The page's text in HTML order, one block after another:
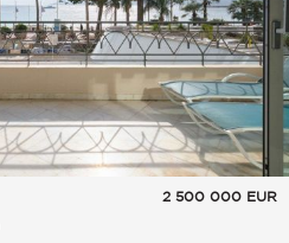
2 500 000 EUR